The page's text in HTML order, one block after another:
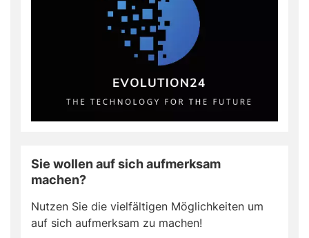
Sie wollen auf sich aufmerksam
machen?
Nutzen Sie die vielfältigen Möglichkeiten um
auf sich aufmerksam zu machen!